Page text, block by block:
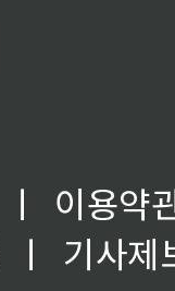
ㅣ
이용약
ㅣ
기사제